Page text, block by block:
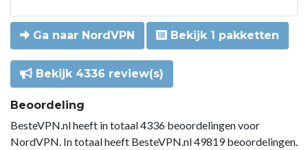
Ga naar NordVPN Bekijk 1 pakketten
Bekijk 4336 review(s)
Beoordeling
BesteVPN.nl heeft in totaal 4336 beoordelingen voor
NordVPN. In totaal heeft BesteVPN.nl 49819 beoordelingen.